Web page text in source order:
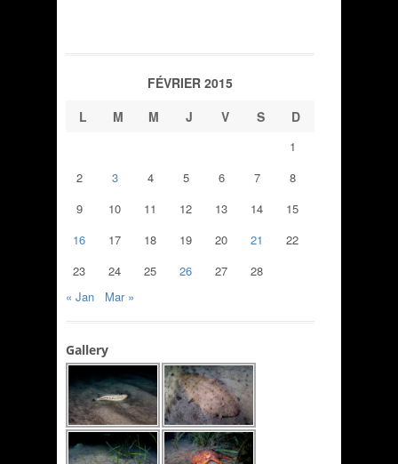
FÉVRIER 2015
L
M M J V S D
1
2
3 4 5 6 7
8
9
10 11 12 13 14
15
16
17 18 19 20 21
22
23
24 25 26 27
28
« Jan
Mar »
Gallery